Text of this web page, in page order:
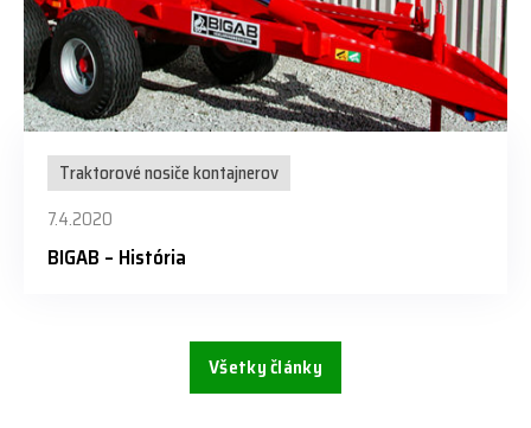
Traktorové nosiče kontajnerov
7.4.2020
BIGAB – História
Všetky články